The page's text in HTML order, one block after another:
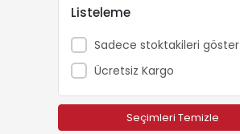
Beready
Boryap
Brofar
Bursa Tohum
Campagnola
Listeleme
Sadece stoktakileri göster
Ücretsiz Kargo
Seçimleri Temizle